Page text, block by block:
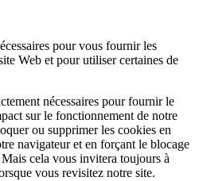
pour vous fournir les
Web et pour utiliser certaines de
nécessaires pour fournir le
sur le fonctionnement de notre
ou supprimer les cookies en
navigateur et en forçant le blocage
cela vous invitera toujours à
vous revisitez notre site.